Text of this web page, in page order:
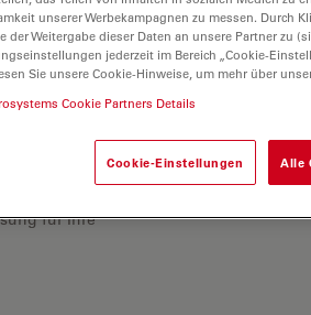
Erkunden Sie
für Ihre
unserer Werbekampagnen zu messen. Durch
der Weitergabe dieser Daten an unsere Partner zu
jederzeit im Bereich „Cookie-
Sie unsere Cookie-Hinweise, um mehr über
Cookie Partners Details
Cookie-Einstellungen Alle